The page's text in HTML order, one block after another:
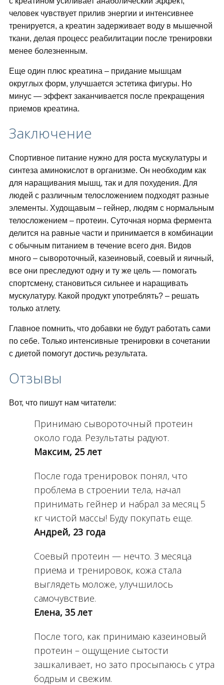
человек чувствует прилив энергии и интенсивнее
тренируется, а креатин задерживает воду в мышечной
ткани, делая процесс реабилитации после тренировки
менее болезненным.
Еще один плюс креатина – придание мышцам
округлых форм, улучшается эстетика фигуры. Но
минус — эффект заканчивается после прекращения
приемов креатина.
Заключение
Спортивное питание нужно для роста мускулатуры и
синтеза аминокислот в организме. Он необходим как
для наращивания мышц, так и для похудения. Для
людей с различным телосложением подходят разные
элементы. Худощавым – гейнер, людям с нормальным
телосложением – протеин. Суточная норма фермента
делится на равные части и принимается в комбинации
с обычным питанием в течение всего дня. Видов
много – сывороточный, казеиновый, соевый и яичный,
все они преследуют одну и ту же цель — помогать
спортсмену, становиться сильнее и наращивать
мускулатуру. Какой продукт употреблять? – решать
только атлету.
Главное помнить, что добавки не будут работать сами
по себе. Только интенсивные тренировки в сочетании
с диетой помогут достичь результата.
Отзывы
Вот, что пишут нам читатели:
Принимаю сывороточный протеин
около года. Результаты радуют.
Максим, 25 лет
После года тренировок понял, что
проблема в строении тела, начал
принимать гейнер и набрал за месяц 5
кг чистой массы! Буду покупать еще.
Андрей, 23 года
Соевый протеин — нечто. 3 месяца
приема и тренировок, кожа стала
выглядеть моложе, улучшилось
самочувствие.
Елена, 35 лет
После того, как принимаю казеиновый
протеин – ощущение сытости
зашкаливает, но зато просыпаюсь с утра
бодрым и свежим.